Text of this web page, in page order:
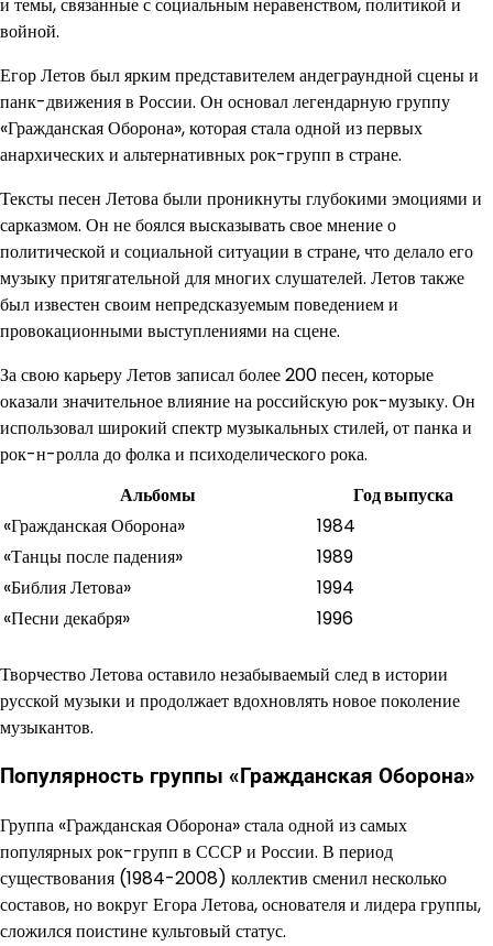
войной.
Егор Летов был ярким представителем андеграундной сцены и
панк-движения в России. Он основал легендарную группу
«Гражданская Оборона», которая стала одной из первых
анархических и альтернативных рок-групп в стране.
Тексты песен Летова были проникнуты глубокими эмоциями и
сарказмом. Он не боялся высказывать свое мнение о
политической и социальной ситуации в стране, что делало его
музыку притягательной для многих слушателей. Летов также
был известен своим непредсказуемым поведением и
провокационными выступлениями на сцене.
За свою карьеру Летов записал более 200 песен, которые
оказали значительное влияние на российскую рок-музыку. Он
использовал широкий спектр музыкальных стилей, от панка и
рок-н-ролла до фолка и психоделического рока.
Альбомы
Год выпуска
«Гражданская Оборона»
1984
«Танцы после падения»
1989
«Библия Летова»
1994
«Песни декабря»
1996
Творчество Летова оставило незабываемый след в истории
русской музыки и продолжает вдохновлять новое поколение
музыкантов.
Популярность группы «Гражданская Оборона»
Группа «Гражданская Оборона» стала одной из самых
популярных рок-групп в СССР и России. В период
существования (1984-2008) коллектив сменил несколько
составов, но вокруг Егора Летова, основателя и лидера группы,
сложился поистине культовый статус.